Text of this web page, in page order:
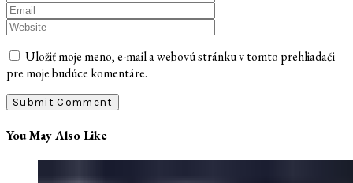
Uložiť moje meno, e-mail a webovú stránku v tomto prehliadači
pre moje budúce komentáre.
You May Also Like